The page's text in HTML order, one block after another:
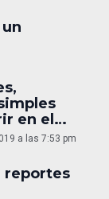
en el
a las 7:53 pm
reportes